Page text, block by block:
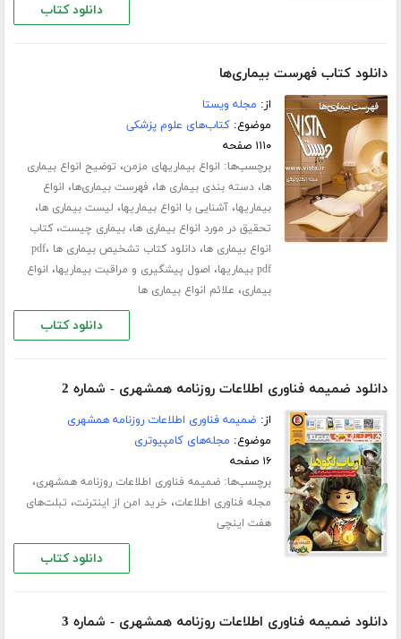
دانلود کتاب
دانلود کتاب فهرست بیماری‌ها
از: مجله ویستا
موضوع:کتاب‌های علوم پزشکی
۱۱۱۰ صفحه
برچسب‌ها: انواع بیماریهای مزمن، توضیح انواع بیماری
ها،دسته بندی بیماری ها، فهرست بیماری‌ها، انواع
بیماریها،آشنایی با انواع بیماریها، لیست بیماری ها،
تحقیق در مورد انواع بیماری ها،بیماری چیست،کتاب
انواع بیماری ها،دانلود کتاب تشخیص بیماری ها pdf ،
pdf بیماریها ، اصول پیشگیری و مراقبت بیماریها، انواع
بیماری، علائم انواع بیماری ها
دانلود کتاب
دانلود ضمیمه فناوری اطلاعات روزنامه همشهری - شماره 2
از: ضمیمه فناوری اطلاعات روزنامه همشهری
موضوع: مجله‌های کامپیوتری
۱۶ صفحه
برچسب‌ها:ضمیمه فناوری اطلاعات روزنامه همشهری،
مجله فناوری اطلاعات، خرید امن از اینترنت، تبلت‌های
هفت اینچی
دانلود کتاب
دانلود ضمیمه فناوری اطلاعات روزنامه همشهری - شماره 3